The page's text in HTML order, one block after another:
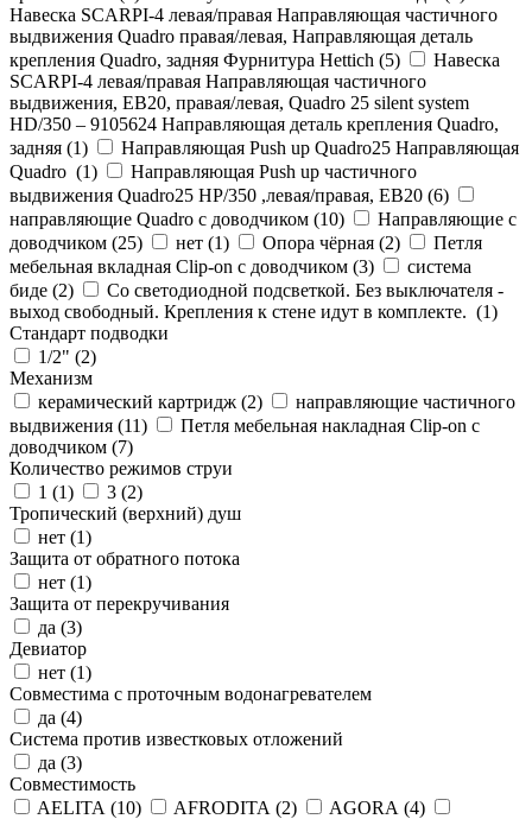
Навеска SCARPI-4 левая/правая Направляющая частичного
выдвижения Quadro правая/левая, Направляющая деталь
крепления Quadro, задняя Фурнитура Hettich (5)
Навеска
SCARPI-4 левая/правая Направляющая частичного
выдвижения, ЕВ20, правая/левая, Quadro 25 silent system
HD/350 – 9105624 Направляющая деталь крепления Quadro,
задняя (1)
Направляющая Push up Quadro25 Направляющая
Quadro (1)
Направляющая Push up частичного
выдвижения Quadro25 НР/350 ,левая/правая, ЕВ20 (6)
направляющие Quadro с доводчиком (10)
Направляющие с
доводчиком (25) нет (1) Опора чёрная (2)
Петля
мебельная вкладная Clip-on с доводчиком (3)
система
биде (2)
Со светодиодной подсветкой. Без выключателя -
выход свободный. Крепления к стене идут в комплекте. (1)
Стандарт подводки
1/2" (2)
Механизм
керамический картридж (2)
направляющие частичного
выдвижения (11)
Петля мебельная накладная Clip-on с
доводчиком (7)
Количество режимов струи
1 (1) 3 (2)
Тропический (верхний) душ
нет (1)
Защита от обратного потока
нет (1)
Защита от перекручивания
да (3)
Девиатор
нет (1)
Совместима с проточным водонагревателем
да (4)
Система против известковых отложений
да (3)
Совместимость
AELITA (10) AFRODITA (2) AGORA (4)